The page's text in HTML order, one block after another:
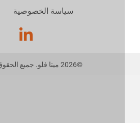
سياسة الخصوصية
2026ميتا فلو. جميع الحقوق